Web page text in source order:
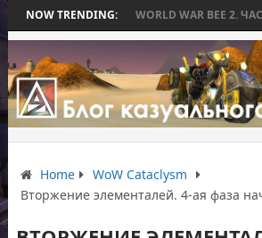
NOW TRENDING:
БИТВЫ WORLD WAR BEE 2. ЧАСТЬ 3:
Home
WoW Cataclysm
Вторжение элементалей. 4-ая фаза